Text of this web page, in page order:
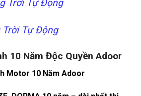
Trời Tự Động
Trời Tự Động
10 Năm Độc Quyền Adoor
Motor 10 Năm Adoor